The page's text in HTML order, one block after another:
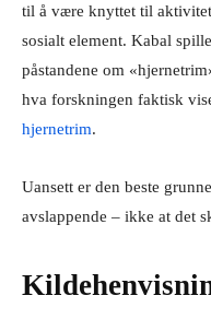
til å være knyttet til
sosialt element. Kabal
påstandene om
hva forskningen faktisk
hjernetrim.
Uansett er den beste
avslappende – ikke at det